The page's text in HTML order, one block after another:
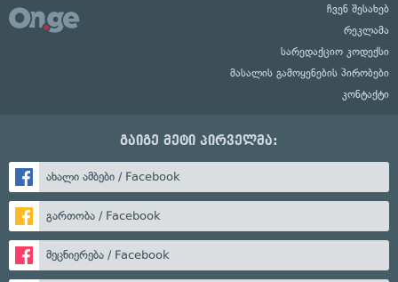
ჩვენ შესახებ
რეკლამა
სარედაქციო კოდექსი
მასალის გამოყენების პირობები
კონტაქტი
გაიგე მეტი პირველმა:
ახალი ამბები / Facebook
გართობა / Facebook
მეცნიერება / Facebook